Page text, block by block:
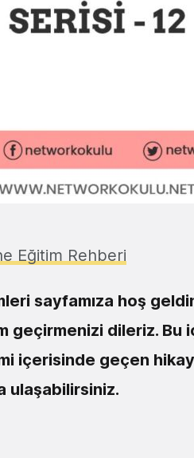
Eğitim Rehberi
sayfamıza hoş
geçirmenizi dileriz. Bu
içerisinde geçen
ulaşabilirsiniz.